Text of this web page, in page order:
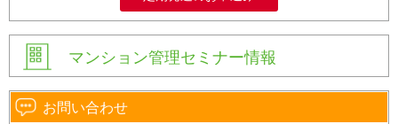
マンション管理セミナー情報
お問い合わせ